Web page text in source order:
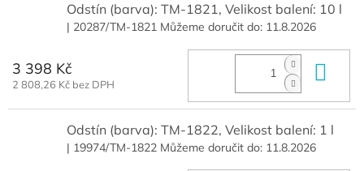
Odstín (barva): TM-1821, Velikost balení: 10 l
| 20287/TM-1821 Můžeme doručit do: 11.8.2026
3 398 Kč
2 808,26 Kč bez DPH
Odstín (barva): TM-1822, Velikost balení: 1 l
| 19974/TM-1822 Můžeme doručit do: 11.8.2026